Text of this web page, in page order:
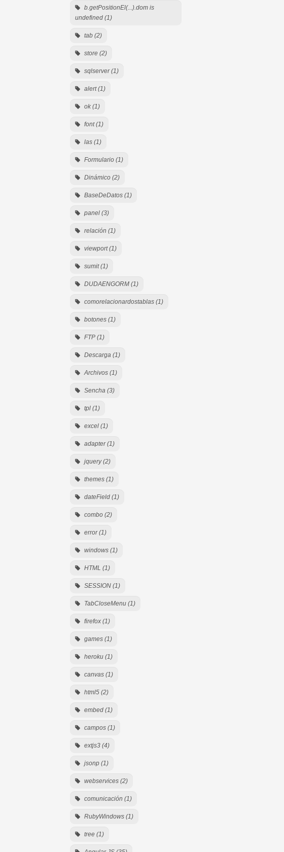
b.getPositionEl(...).dom is
undefined (1)
tab (2)
store (2)
sqlserver (1)
alert (1)
ok (1)
font (1)
las (1)
Formulario (1)
Dinámico (2)
BaseDeDatos (1)
panel (3)
relación (1)
viewport (1)
sumit (1)
DUDAENGORM (1)
comorelacionardostablas (1)
botones (1)
FTP (1)
Descarga (1)
Archivos (1)
Sencha (3)
tpl (1)
excel (1)
adapter (1)
jquery (2)
themes (1)
dateField (1)
combo (2)
error (1)
windows (1)
HTML (1)
SESSION (1)
TabCloseMenu (1)
firefox (1)
games (1)
heroku (1)
canvas (1)
html5 (2)
embed (1)
campos (1)
extjs3 (4)
jsonp (1)
webservices (2)
comunicación (1)
RubyWindows (1)
tree (1)